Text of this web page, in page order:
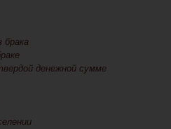
брака
денежной сумме